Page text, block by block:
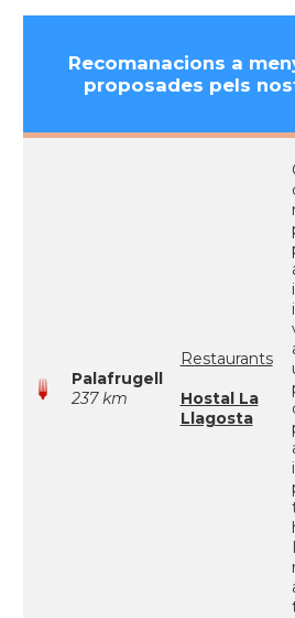
Recomanacions a
proposades pels
Palafrugell
237 km
Restaurants
Hostal La
Llagosta